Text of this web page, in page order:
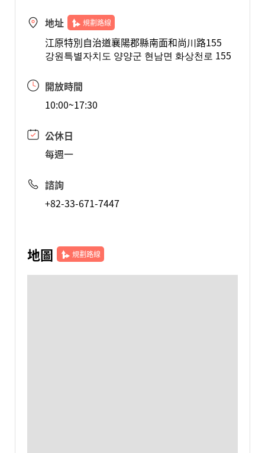
地址 規劃路線
江原特別自治道襄陽郡縣南面和尚川路155
강원특별자치도 양양군 현남면 화상천로 155
開放時間
10:00~17:30
公休日
每週一
諮詢
+82-33-671-7447
地圖 規劃路線